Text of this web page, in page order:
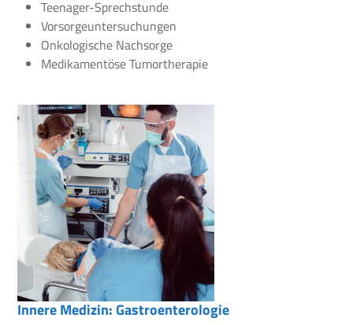
Teenager-Sprechstunde
Vorsorgeuntersuchungen
Onkologische Nachsorge
Medikamentöse Tumortherapie
Innere Medizin: Gastroenterologie